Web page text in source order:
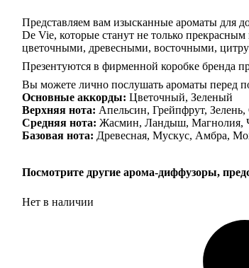
Представляем вам изысканные ароматы для
De Vie, которые станут не только
цветочными, древесными, восточными,
Презентуются в фирменной коробке бренда
Вы можете лично послушать ароматы перед
Основные аккорды: Цветочный, Зеленый
Верхняя нота: Апельсин, Грейпфрут,
Средняя нота: Жасмин, Ландыш, Магнолия,
Базовая нота: Древесная, Мускус, Амбра,
Посмотрите другие арома-диффузоры,
Нет в наличии